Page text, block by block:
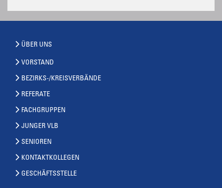
ÜBER UNS
VORSTAND
BEZIRKS-/KREISVERBÄNDE
REFERATE
FACHGRUPPEN
JUNGER VLB
SENIOREN
KONTAKTKOLLEGEN
GESCHÄFTSSTELLE